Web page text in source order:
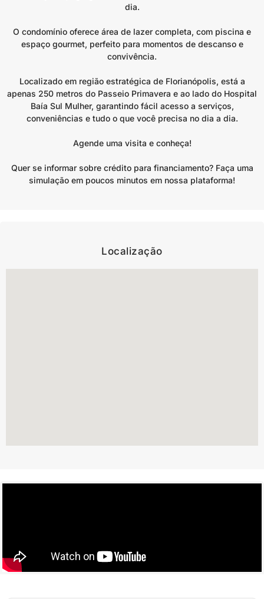
dia.
O condomínio oferece área de lazer completa, com piscina e
espaço gourmet, perfeito para momentos de descanso e
convivência.
Localizado em região estratégica de Florianópolis, está a
apenas 250 metros do Passeio Primavera e ao lado do Hospital
Baía Sul Mulher, garantindo fácil acesso a serviços,
conveniências e tudo o que você precisa no dia a dia.
Agende uma visita e conheça!
Quer se informar sobre crédito para financiamento? Faça uma
simulação em poucos minutos em nossa plataforma!
Localização